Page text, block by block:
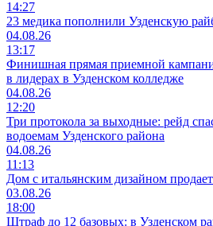
14:27
23 медика пополнили Узденскую
04.08.26
13:17
Финишная прямая приемной
в лидерах в Узденском колледже
04.08.26
12:20
Три протокола за выходные: рейд
водоемам Узденского района
04.08.26
11:13
Дом с итальянским дизайном
03.08.26
18:00
Штраф до 12 базовых: в Узденском